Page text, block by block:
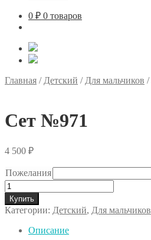
0 ₽ 0 товаров
Главная /Детский /Для мальчиков /
Сет №971
4 500 ₽
Пожелания
Количество
товара
Сет
№971
Купить
Категории: Детский, Для мальчиков
Описание